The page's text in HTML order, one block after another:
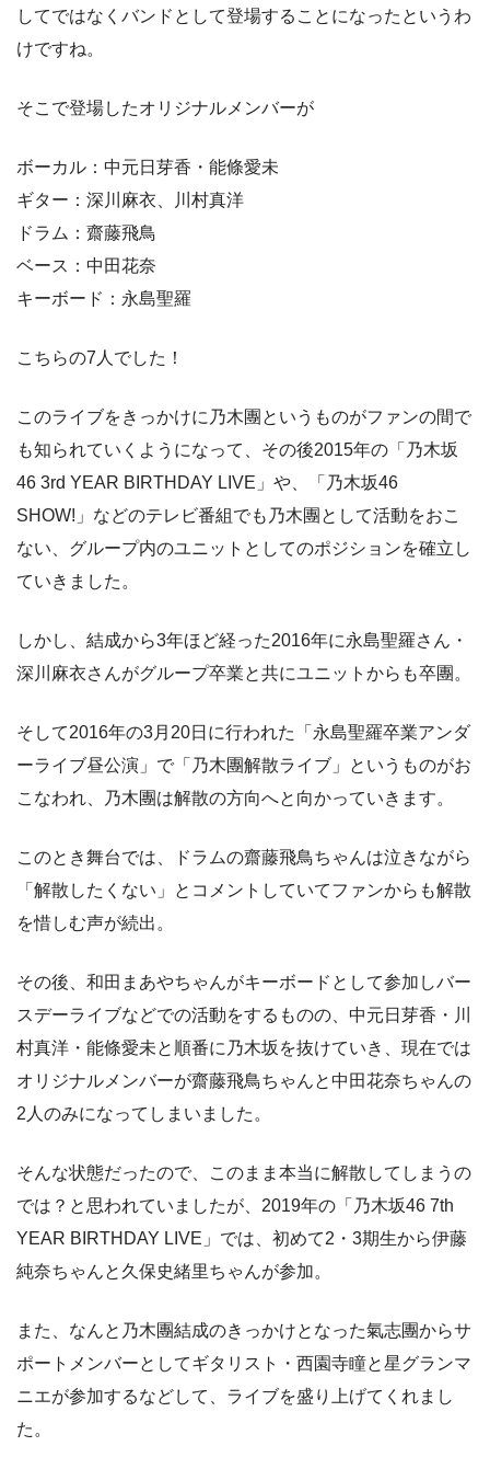
してではなくバンドとして登場することになったというわ
けですね。
そこで登場したオリジナルメンバーが
ボーカル：中元日芽香・能條愛未
ギター：深川麻衣、川村真洋
ドラム：齋藤飛鳥
ベース：中田花奈
キーボード：永島聖羅
こちらの7人でした！
このライブをきっかけに乃木團というものがファンの間で
も知られていくようになって、その後2015年の「乃木坂
46 3rd YEAR BIRTHDAY LIVE」や、「乃木坂46
SHOW!」などのテレビ番組でも乃木團として活動をおこ
ない、グループ内のユニットとしてのポジションを確立し
ていきました。
しかし、結成から3年ほど経った2016年に永島聖羅さん・
深川麻衣さんがグループ卒業と共にユニットからも卒團。
そして2016年の3月20日に行われた「永島聖羅卒業アンダ
ーライブ昼公演」で「乃木團解散ライブ」というものがお
こなわれ、乃木團は解散の方向へと向かっていきます。
このとき舞台では、ドラムの齋藤飛鳥ちゃんは泣きながら
「解散したくない」とコメントしていてファンからも解散
を惜しむ声が続出。
その後、和田まあやちゃんがキーボードとして参加しバー
スデーライブなどでの活動をするものの、中元日芽香・川
村真洋・能條愛未と順番に乃木坂を抜けていき、現在では
オリジナルメンバーが齋藤飛鳥ちゃんと中田花奈ちゃんの
2人のみになってしまいました。
そんな状態だったので、このまま本当に解散してしまうの
では？と思われていましたが、2019年の「乃木坂46 7th
YEAR BIRTHDAY LIVE」では、初めて2・3期生から伊藤
純奈ちゃんと久保史緒里ちゃんが参加。
また、なんと乃木團結成のきっかけとなった氣志團からサ
ポートメンバーとしてギタリスト・西園寺瞳と星グランマ
ニエが参加するなどして、ライブを盛り上げてくれまし
た。